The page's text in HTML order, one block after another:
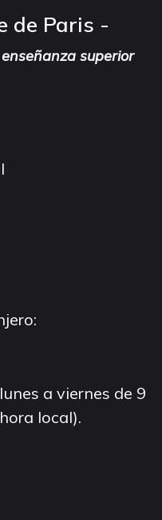
de Paris -
superior
a viernes de 9
local).